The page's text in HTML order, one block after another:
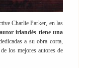
Charlie Parker, en las
irlandés tiene una
a su obra corta,
los mejores autores de